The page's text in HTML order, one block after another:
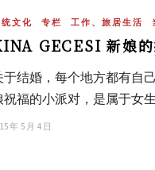
文化 专栏 工作、旅居生活
GECESI 新娘的
于结婚，每个地方都有自
祝福的小派对，是属于女
年 5 月 4 日